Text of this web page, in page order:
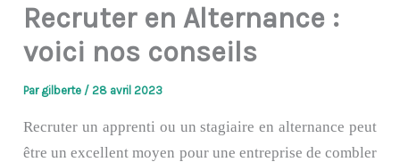
Recruter en Alternance :
voici nos conseils
Par gilberte /28 avril 2023
Recruter un apprenti ou un stagiaire en alternance peut
être un excellent moyen pour une entreprise de combler